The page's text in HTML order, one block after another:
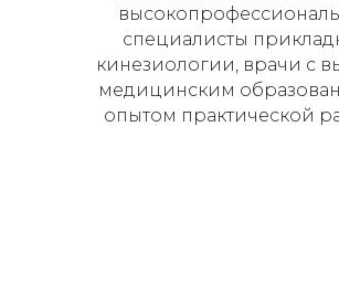
специалисты
кинезиологии, врачи с
медицинским
опытом практической